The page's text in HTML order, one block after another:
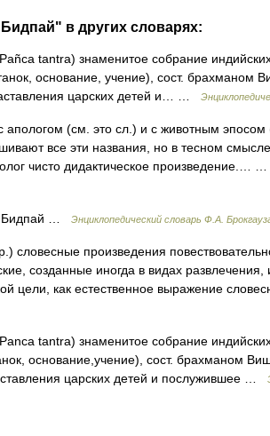
в других словарях:
tantra) знаменитое собрание
основание, учение), сост. брахманом
царских детей и… …
апологом (см. это сл.) и с животным
все эти названия, но в тесном
чисто дидактическое произведение.… …
… Энциклопедический словарь Ф.А.
словесные произведения
созданные иногда в видах
цели, как естественное выражение
tantra) знаменитое собрание
основание,учение), сост. брахманом
царских детей и послужившее …